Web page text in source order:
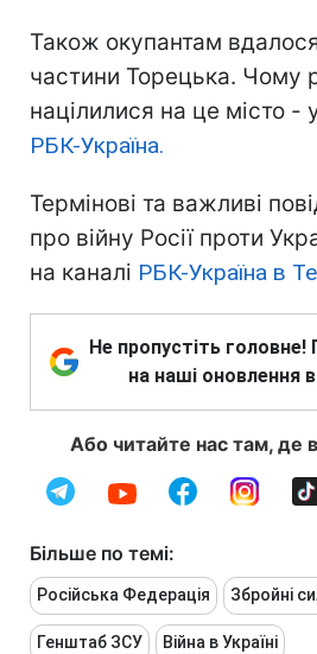
Також окупантам
частини Торецька. Чому
націлилися на це місто -
РБК-Україна.
Термінові та важливі
про війну Росії проти
на каналі РБК-Україна в
Не пропустіть головне!
на наші оновлення
Або читайте нас там, де
Більше по темі:
Російська Федерація Збройні
Генштаб ЗСУ Війна в Україні